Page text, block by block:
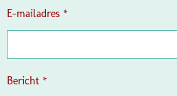
e
E-mailadres *
Bericht *